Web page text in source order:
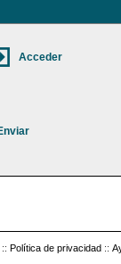
:: Política de privacidad ::